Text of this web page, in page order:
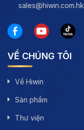
sales@hiwin.com.hk
VỀ CHÚNG TÔI
Về Hiwin
Sản phẩm
Thư viện